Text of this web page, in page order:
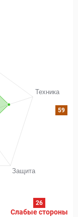
59
26
Слабые стороны